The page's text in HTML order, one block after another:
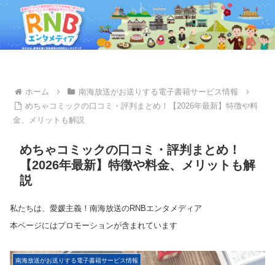
ホーム
南海放送がお送りする電子書籍サービス情報
めちゃコミックの口コミ・評判まとめ！【2026年最新】特徴や料
金、メリットも解説
めちゃコミックの口コミ・評判まとめ！
【2026年最新】特徴や料金、メリットも解
説
私たちは、愛媛主義！南海放送のRNBエンタメディア
本ページにはプロモーションが含まれています
南海放送がお送りする電子書籍サービス情報